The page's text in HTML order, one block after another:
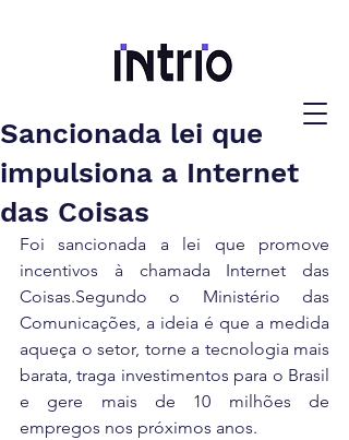
Sancionada lei que
impulsiona a Internet
das Coisas
Foi sancionada a lei que promove
incentivos à chamada Internet das
Coisas.Segundo o Ministério das
Comunicações, a ideia é que a medida
aqueça o setor, torne a tecnologia mais
barata, traga investimentos para o Brasil
e gere mais de 10 milhões de
empregos nos próximos anos.